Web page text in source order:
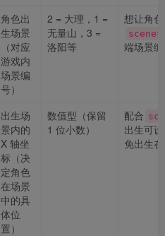
角色出
生场景
（对应
游戏内
场景编
号）
2 = 大理，1 =
无量山，3 =
洛阳等
想让角
端场景
出生场
景内的
X 轴坐
标（决
定角色
在场景
中的具
体位
置）
数值型（保留
1 位小数）
配合
出生可设
免出生